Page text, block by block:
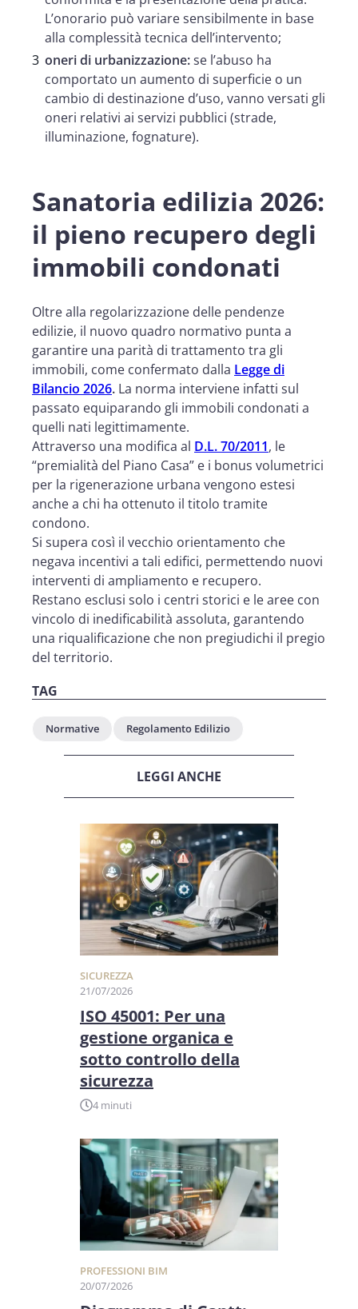
L’onorario può variare sensibilmente in base
alla complessità tecnica dell’intervento;
oneri di urbanizzazione:se l’abuso ha
comportato un aumento di superficie o un
cambio di destinazione d’uso, vanno versati gli
oneri relativi ai servizi pubblici (strade,
illuminazione, fognature).
Sanatoria edilizia 2026:
il pieno recupero degli
immobili condonati
Oltre alla regolarizzazione delle pendenze
edilizie, il nuovo quadro normativo punta a
garantire una parità di trattamento tra gli
immobili, come confermato dalla Legge di
Bilancio 2026. La norma interviene infatti sul
passato equiparando gli immobili condonati a
quelli nati legittimamente.
Attraverso una modifica al D.L. 70/2011, le
“premialità del Piano Casa” e i bonus volumetrici
per la rigenerazione urbana vengono estesi
anche a chi ha ottenuto il titolo tramite
condono.
Si supera così il vecchio orientamento che
negava incentivi a tali edifici, permettendo nuovi
interventi di ampliamento e recupero.
Restano esclusi solo i centri storici e le aree con
vincolo di inedificabilità assoluta, garantendo
una riqualificazione che non pregiudichi il pregio
del territorio.
TAG
Normative Regolamento Edilizio
LEGGI ANCHE
SICUREZZA
21/07/2026
ISO 45001: Per una
gestione organica e
sotto controllo della
sicurezza
4 minuti
PROFESSIONI BIM
20/07/2026